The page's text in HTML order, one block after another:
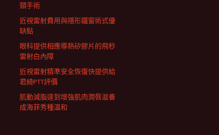
頸手術
近視雷射費用與隱形鐵窗術式優
缺點
眼科提供相應導熱矽膠片的飛秒
雷射白內障
近視雷射精準安全恢復快提供給
君綺PTT評價
肌動減脂達到增強肌肉潤唇滋養
成海菲秀種溫和